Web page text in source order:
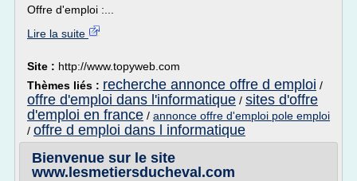
Offre d'emploi :...
Lire la suite
Site : http://www.topyweb.com
Thèmes liés : recherche annonce offre d emploi /
offre d'emploi dans l'informatique / sites d'offre
d'emploi en france / annonce offre d'emploi pole emploi
/ offre d emploi dans l informatique
Bienvenue sur le site
www.lesmetiersducheval.com